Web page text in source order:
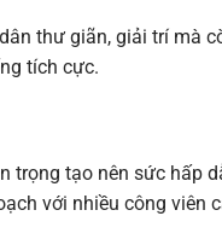
thư giãn, giải trí mà
tích cực.
trọng tạo nên sức hấp
với nhiều công viên